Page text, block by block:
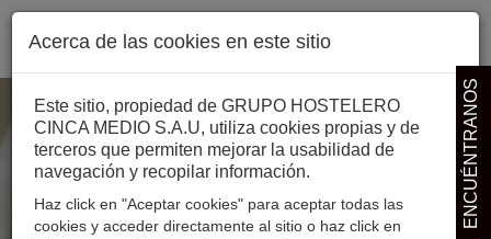
ENCUÉNTRANOS
Acerca de las cookies en este sitio
Este sitio, propiedad de GRUPO HOSTELERO
CINCA MEDIO S.A.U, utiliza cookies propias y de
terceros que permiten mejorar la usabilidad de
navegación y recopilar información.
Haz click en "Aceptar cookies" para aceptar todas las
cookies y acceder directamente al sitio o haz click en